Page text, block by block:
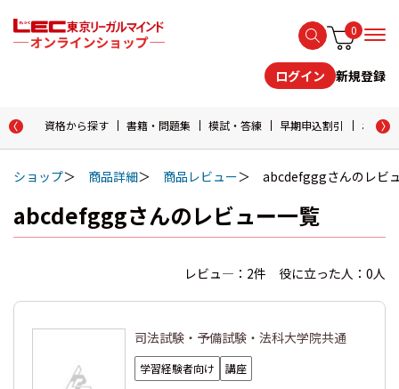
0
ログイン 新規登録
資格から探す 書籍・問題集 模試・答練 早期申込割引 おため
ショップ 商品詳細 商品レビュー abcdefgggさんのレビ
abcdefgggさんのレビュー一覧
レビュ―：2件 役に立った人：0人
司法試験・予備試験・法科大学院共通
学習経験者向け 講座